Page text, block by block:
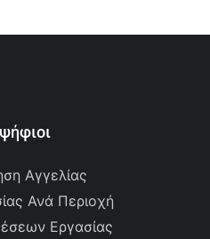
Αγγελίας
Ανά Περιοχή
Εργασίας